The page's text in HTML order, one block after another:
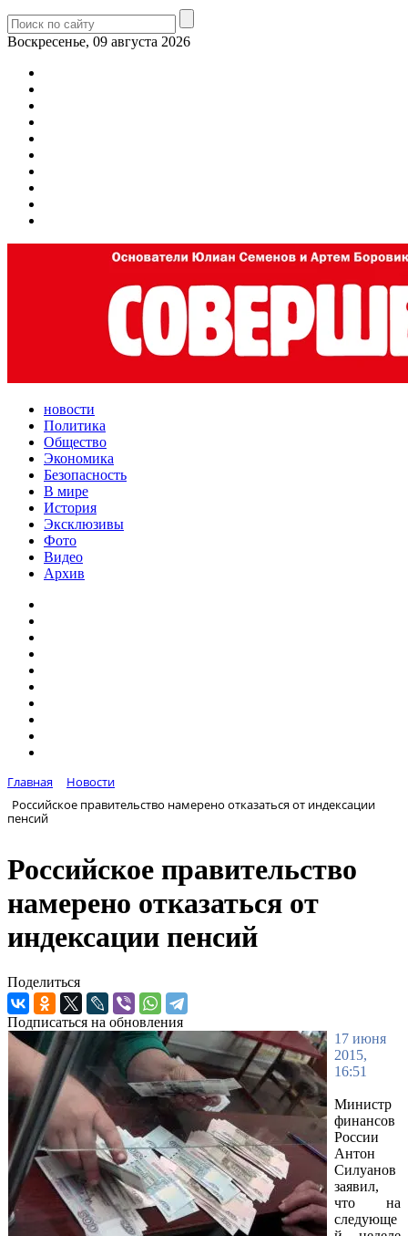
Воскресенье, 09 августа 2026
новости
Политика
Общество
Экономика
Безопасность
В мире
История
Эксклюзивы
Фото
Видео
Архив
Главная
Новости
Российское правительство намерено отказаться от индексации
пенсий
Российское правительство
намерено отказаться от
индексации пенсий
Поделиться
Подписаться на обновления
17 июня
2015,
16:51
Министр
финансов
России
Антон
Силуанов
заявил,
что на
следующе